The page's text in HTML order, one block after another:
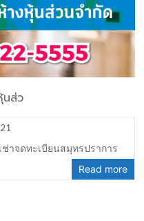
นส่ว
ช่าจดทะเบียนสมุทรปราการ
Read more